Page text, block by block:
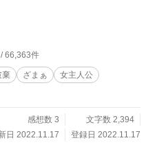
66,363件
棄 ざまぁ
女主人公
感想数 3
文字数 2,394
日 2022.11.17
登録日 2022.11.17